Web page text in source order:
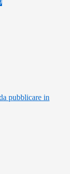
pubblicare in